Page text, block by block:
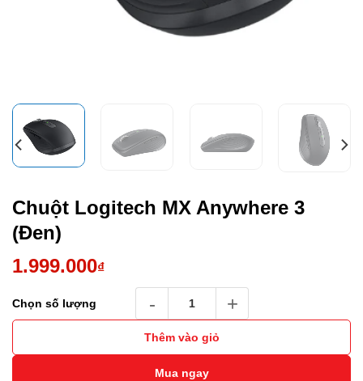
Chuột Logitech MX Anywhere 3
(Đen)
1.999.000₫
Chọn số lượng
Thêm vào giỏ
Mua ngay